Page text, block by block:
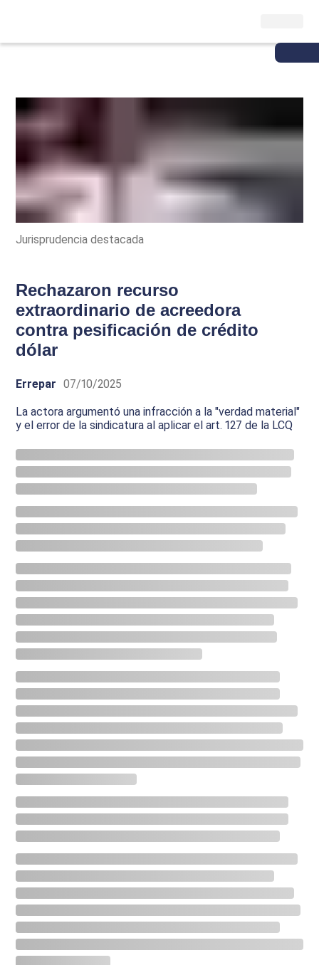
Jurisprudencia destacada
Rechazaron recurso
extraordinario de acreedora
contra pesificación de crédito
dólar
Errepar 07/10/2025
La actora argumentó una infracción a la "verdad material"
y el error de la sindicatura al aplicar el art. 127 de la LCQ